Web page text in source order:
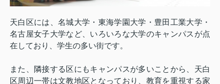
天白区には、名城大学・東海学園大学・豊田工業大学・
名古屋女子大学など、いろいろな大学のキャンパスが点
在しており、学生の多い街です。
また、隣接する区にもキャンパスが多いことから、天白
区周辺一帯は文教地区となっており、教育を重視する家